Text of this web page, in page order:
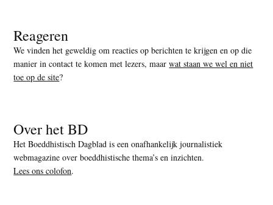
Reageren
We vinden het geweldig om reacties op berichten te krijgen en op die
manier in contact te komen met lezers, maarwat staan we wel en niet
toe op de site?
Over het BD
Het Boeddhistisch Dagblad is een onafhankelijk journalistiek
webmagazine over boeddhistische thema’s en inzichten.
Lees ons colofon.